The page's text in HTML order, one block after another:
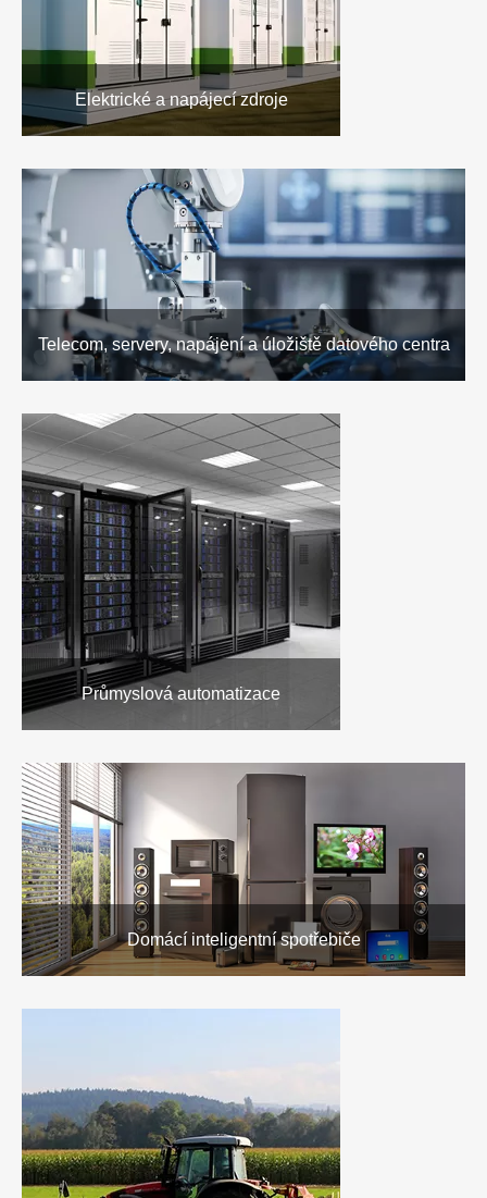
Elektrické a napájecí zdroje
Telecom, servery, napájení a úložiště datového centra
Průmyslová automatizace
Domácí inteligentní spotřebiče